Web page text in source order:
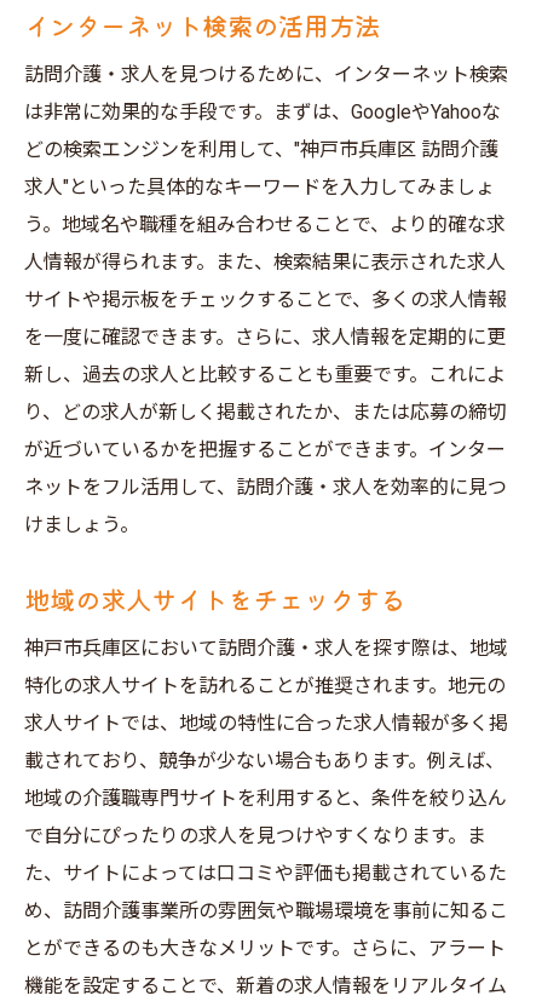
市区町村の公式ウェブサイトのチェック
地元のコミュニティ掲示板を活用する
介護職専門の求人サイトの活用
福祉施設の求人掲示板を見る
口コミ情報を集める方法
神戸市兵庫区で最適な訪問介護求人を見つける
方法
自分のスキルとマッチする求人を探す
複数の求人情報を比較する
訪問介護事業所の評判を調査する
面接の準備と成功のコツ
実際に働いている人の意見を聞く
入れる方法
メール通知サービスを利用する
SNSで求人情報をフォローする
最新の求人情報を定期的にチェックする
求人情報の更新頻度を確認する
ネットワークを活用して情報を得る
神戸市兵庫区の訪問介護求人に応募する際の注
意点
応募書類の作成方法
インターネット検索の活用方法
訪問介護・求人を見つけるために、インターネット検索
は非常に効果的な手段です。まずは、GoogleやYahooな
どの検索エンジンを利用して、"神戸市兵庫区 訪問介護
求人"といった具体的なキーワードを入力してみましょ
う。地域名や職種を組み合わせることで、より的確な求
人情報が得られます。また、検索結果に表示された求人
サイトや掲示板をチェックすることで、多くの求人情報
を一度に確認できます。さらに、求人情報を定期的に更
新し、過去の求人と比較することも重要です。これによ
り、どの求人が新しく掲載されたか、または応募の締切
が近づいているかを把握することができます。インター
ネットをフル活用して、訪問介護・求人を効率的に見つ
けましょう。
地域の求人サイトをチェックする
神戸市兵庫区において訪問介護・求人を探す際は、地域
特化の求人サイトを訪れることが推奨されます。地元の
求人サイトでは、地域の特性に合った求人情報が多く掲
載されており、競争が少ない場合もあります。例えば、
地域の介護職専門サイトを利用すると、条件を絞り込ん
で自分にぴったりの求人を見つけやすくなります。ま
た、サイトによっては口コミや評価も掲載されているた
め、訪問介護事業所の雰囲気や職場環境を事前に知るこ
とができるのも大きなメリットです。さらに、アラート
機能を設定することで、新着の求人情報をリアルタイム